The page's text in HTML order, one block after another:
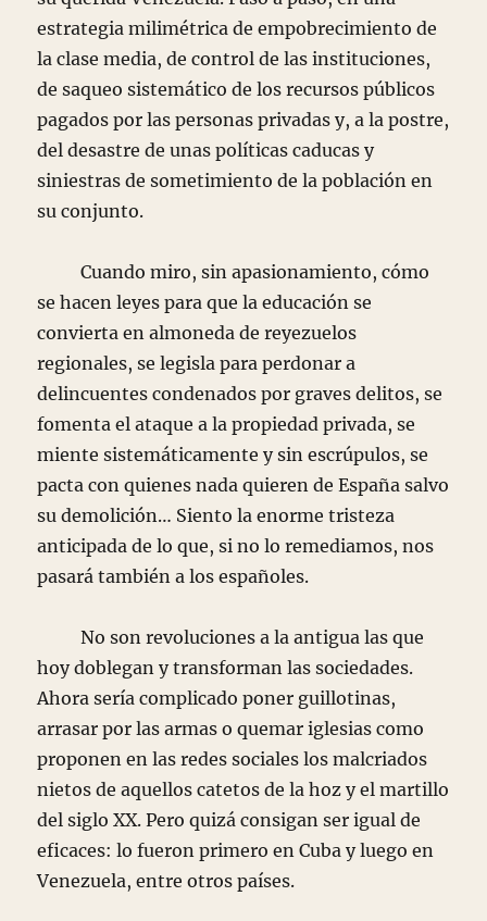
estrategia milimétrica de empobrecimiento de
la clase media, de control de las instituciones,
de saqueo sistemático de los recursos públicos
pagados por las personas privadas y, a la postre,
del desastre de unas políticas caducas y
siniestras de sometimiento de la población en
su conjunto.
Cuando miro, sin apasionamiento, cómo
se hacen leyes para que la educación se
convierta en almoneda de reyezuelos
regionales, se legisla para perdonar a
delincuentes condenados por graves delitos, se
fomenta el ataque a la propiedad privada, se
miente sistemáticamente y sin escrúpulos, se
pacta con quienes nada quieren de España salvo
su demolición… Siento la enorme tristeza
anticipada de lo que, si no lo remediamos, nos
pasará también a los españoles.
No son revoluciones a la antigua las que
hoy doblegan y transforman las sociedades.
Ahora sería complicado poner guillotinas,
arrasar por las armas o quemar iglesias como
proponen en las redes sociales los malcriados
nietos de aquellos catetos de la hoz y el martillo
del siglo XX. Pero quizá consigan ser igual de
eficaces: lo fueron primero en Cuba y luego en
Venezuela, entre otros países.